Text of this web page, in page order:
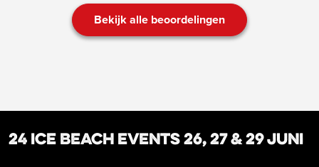
Bekijk alle beoordelingen
24 ICE Beach Events 26, 27 & 29 juni